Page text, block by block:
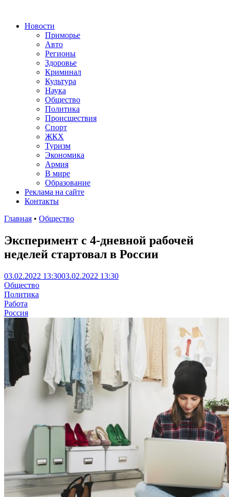
Новости
Приморье
Авто
Регионы
Здоровье
Криминал
Культура
Наука
Общество
Политика
Происшествия
Спорт
ЖКХ
Туризм
Экономика
Армия
В мире
Образование
Реклама на сайте
Контакты
Главная • Общество
Эксперимент с 4-дневной рабочей
неделей стартовал в России
03.02.2022 13:3003.02.2022 13:30
Общество
Политика
Работа
Россия